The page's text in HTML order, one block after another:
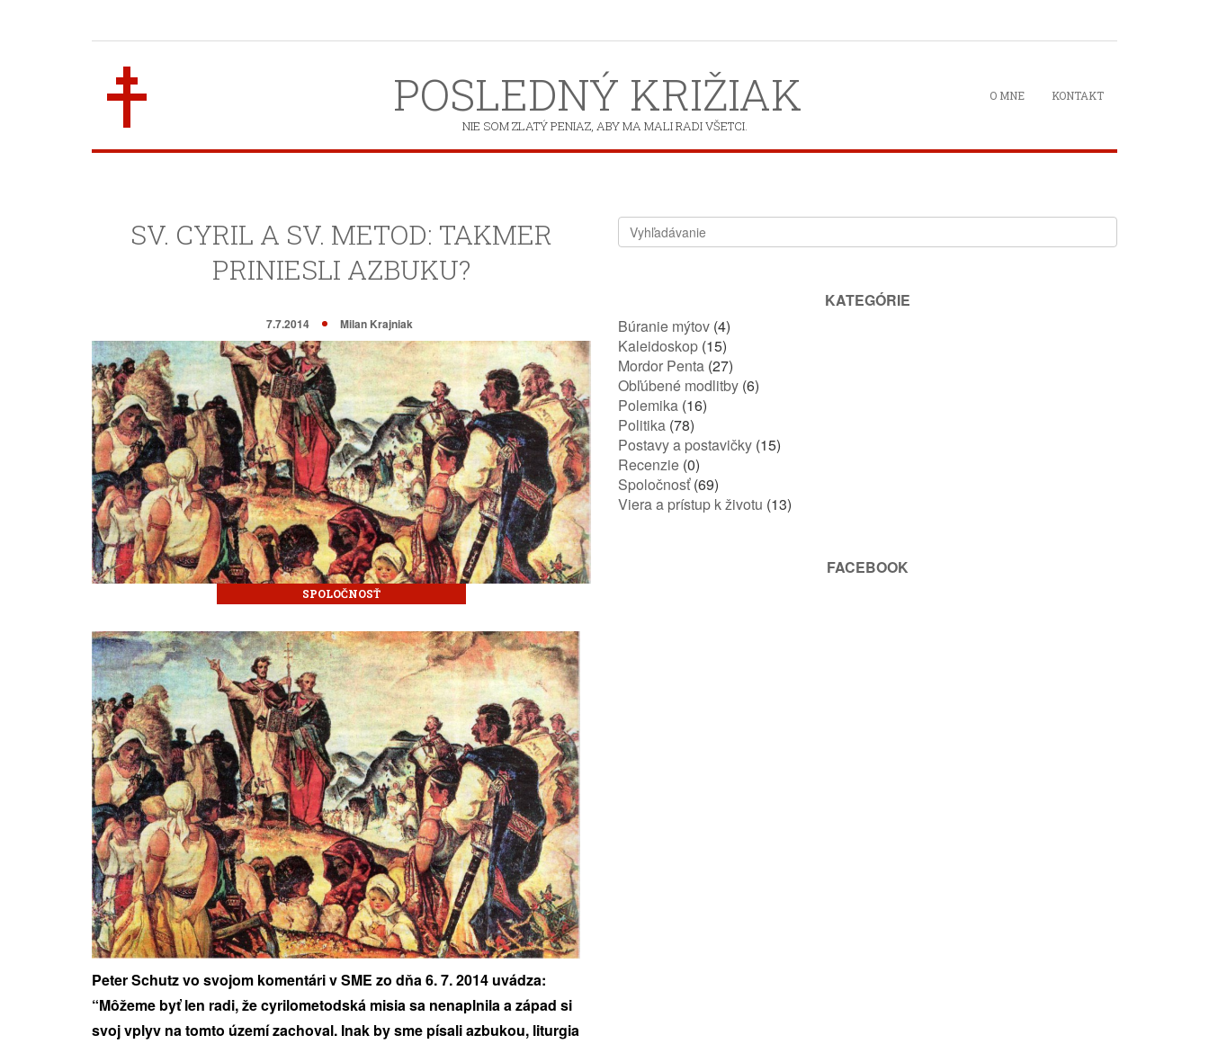
POSLEDNÝ KRIŽIAK
NIE SOM ZLATÝ PENIAZ, ABY MA MALI RADI VŠETCI.
O MNE KONTAKT
SV. CYRIL A SV. METOD: TAKMER
PRINIESLI AZBUKU?
7.7.2014 Milan Krajniak
SPOLOČNOSŤ
Peter Schutz vo svojom komentári v SME zo dňa 6. 7. 2014 uvádza:
“Môžeme byť len radi, že cyrilometodská misia sa nenaplnila a západ si
svoj vplyv na tomto území zachoval. Inak by sme písali azbukou, liturgia
KATEGÓRIE
Búranie mýtov (4)
Kaleidoskop (15)
Mordor Penta (27)
Obľúbené modlitby (6)
Polemika (16)
Politika (78)
Postavy a postavičky (15)
Recenzie (0)
Spoločnosť(69)
Viera a prístup k životu (13)
FACEBOOK